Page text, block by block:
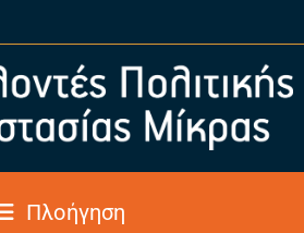
Πλοήγηση